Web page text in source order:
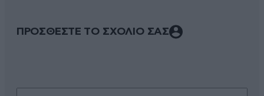
ΠΡΟΣΘΕΣΤΕ ΤΟ ΣΧΟΛΙΟ ΣΑΣ